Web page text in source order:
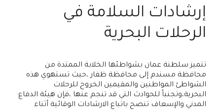
إرشادات السلامة في
الرحلات البحرية
تتميز سلطنة عمان بشواطئها الخلابة الممتدة من
محافظة مسندم إلى محافظة ظفار ،حيث تستهوي هذه
الشواطئ المواطنين والمقيمين الخروح للرحلات
البحرية،وتجنباً للحوادث التي قد تنجم عنها ،فإن هيئة الدفاع
المدني والإسعاف تنصح باتباع الارشادات الوقائية أثناء